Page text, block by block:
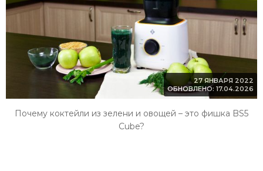
27 ЯНВАРЯ 2022
ОБНОВЛЕНО: 17.04.2026
Почему коктейли из зелени и овощей – это фишка BS5
Cube?